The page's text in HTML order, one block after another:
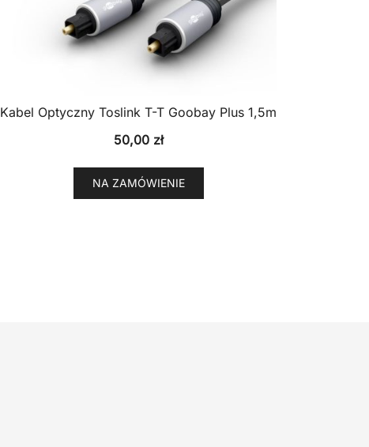
Kabel Optyczny Toslink T-T Goobay Plus 1,5m
50,00 zł
NA ZAMÓWIENIE